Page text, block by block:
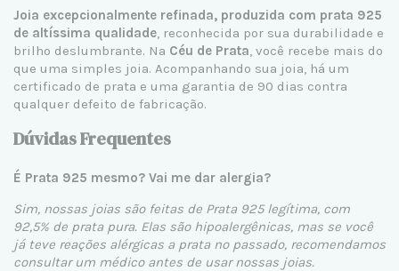
Joia excepcionalmente refinada, produzida com prata 925
de altíssima qualidade, reconhecida por sua durabilidade e
brilho deslumbrante. Na Céu de Prata, você recebe mais do
que uma simples joia. Acompanhando sua joia, há um
certificado de prata e uma garantia de 90 dias contra
qualquer defeito de fabricação.
Dúvidas Frequentes
É Prata 925 mesmo? Vai me dar alergia?
Sim, nossas joias são feitas de Prata 925 legítima, com
92,5% de prata pura. Elas são hipoalergênicas, mas se você
já teve reações alérgicas a prata no passado, recomendamos
consultar um médico antes de usar nossas joias.